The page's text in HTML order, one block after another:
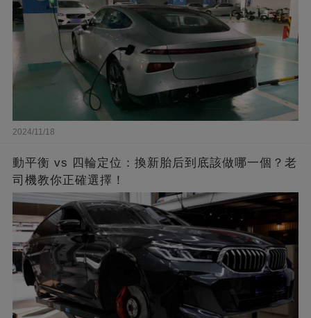
2024/11/18
動平衡 vs 四輪定位：換新胎后到底該做哪一個？老
司機教你正確選擇！